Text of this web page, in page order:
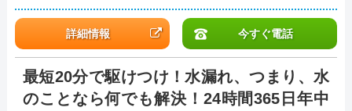
詳細情報 今すぐ電話
最短20分で駆けつけ！水漏れ、つまり、水
のことなら何でも解決！24時間365日年中